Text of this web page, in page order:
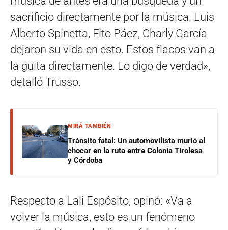
sacrificio directamente por la música. Luis
Alberto Spinetta, Fito Páez, Charly García
dejaron su vida en esto. Estos flacos van a
la guita directamente. Lo digo de verdad»,
detalló Trusso.
MIRÁ TAMBIÉN
Tránsito fatal: Un automovilista murió al
chocar en la ruta entre Colonia Tirolesa
y Córdoba
Respecto a Lali Espósito, opinó: «Va a
volver la música, esto es un fenómeno